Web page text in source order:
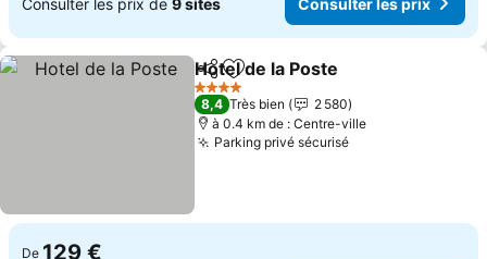
PartagerAjouter à mes favoris
Hotel de la Poste
4 Étoiles
8,4 Très bien
2 580
à 0.4 km de : Centre-ville
Parking privé sécuriséConsulter les
De 129 €